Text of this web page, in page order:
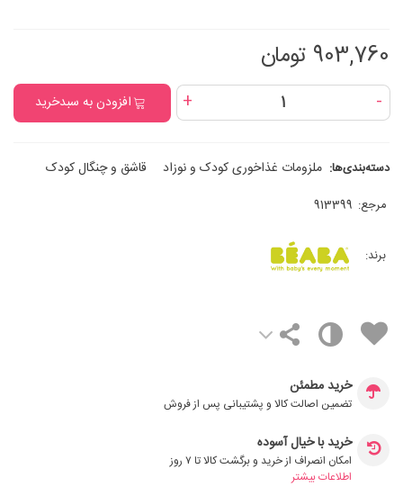
903,760 تومان
-
+ افزودن به سبدخرید
دسته‌بندی‌ها: ملزومات غذاخوری کودک و نوزاد قاشق و چنگال کودک
مرجع: 913399
برند:
خرید مطمئن
تضمین اصالت کالا و پشتیبانی پس از فروش
خرید با خیال آسوده
امکان انصراف از خرید و برگشت کالا تا ۷ روز
اطلاعات بیشتر